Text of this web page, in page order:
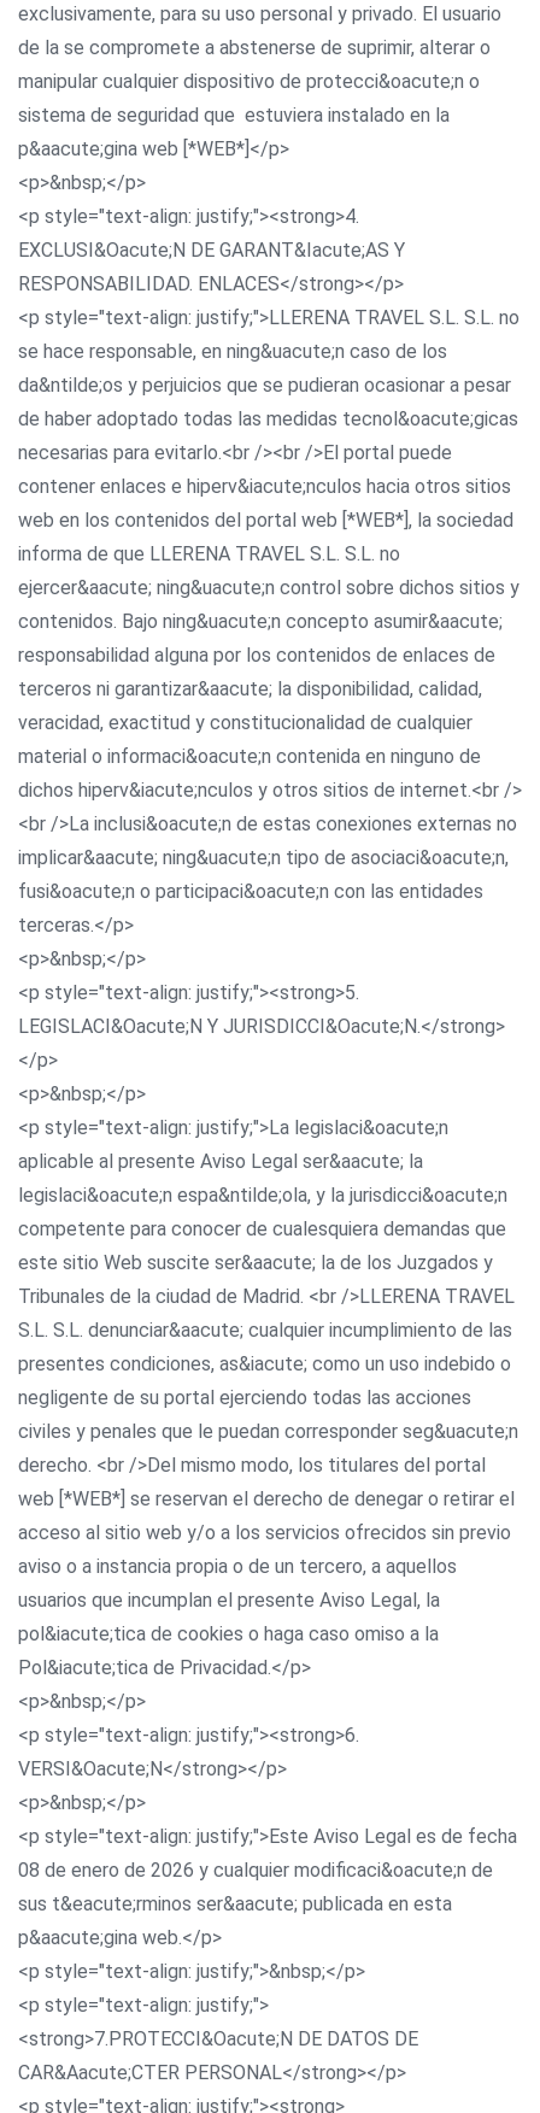
exclusivamente, para su uso personal y privado. El usuario
de la se compromete a abstenerse de suprimir, alterar o
manipular cualquier dispositivo de protecci&oacute;n o
sistema de seguridad que estuviera instalado en la
p&aacute;gina web [*WEB*]</p>
<p>&nbsp;</p>
<p style="text-align: justify;"><strong>4.
EXCLUSI&Oacute;N DE GARANT&Iacute;AS Y
RESPONSABILIDAD. ENLACES</strong></p>
<p style="text-align: justify;">LLERENA TRAVEL S.L. S.L. no
se hace responsable, en ning&uacute;n caso de los
da&ntilde;os y perjuicios que se pudieran ocasionar a pesar
de haber adoptado todas las medidas tecnol&oacute;gicas
necesarias para evitarlo.<br /><br />El portal puede
contener enlaces e hiperv&iacute;nculos hacia otros sitios
web en los contenidos del portal web [*WEB*], la sociedad
informa de que LLERENA TRAVEL S.L. S.L. no
ejercer&aacute; ning&uacute;n control sobre dichos sitios y
contenidos. Bajo ning&uacute;n concepto asumir&aacute;
responsabilidad alguna por los contenidos de enlaces de
terceros ni garantizar&aacute; la disponibilidad, calidad,
veracidad, exactitud y constitucionalidad de cualquier
material o informaci&oacute;n contenida en ninguno de
dichos hiperv&iacute;nculos y otros sitios de internet.<br />
<br />La inclusi&oacute;n de estas conexiones externas no
implicar&aacute; ning&uacute;n tipo de asociaci&oacute;n,
fusi&oacute;n o participaci&oacute;n con las entidades
terceras.</p>
<p>&nbsp;</p>
<p style="text-align: justify;"><strong>5.
LEGISLACI&Oacute;N Y JURISDICCI&Oacute;N.</strong>
</p>
<p>&nbsp;</p>
<p style="text-align: justify;">La legislaci&oacute;n
aplicable al presente Aviso Legal ser&aacute; la
legislaci&oacute;n espa&ntilde;ola, y la jurisdicci&oacute;n
competente para conocer de cualesquiera demandas que
este sitio Web suscite ser&aacute; la de los Juzgados y
Tribunales de la ciudad de Madrid. <br />LLERENA TRAVEL
S.L. S.L. denunciar&aacute; cualquier incumplimiento de las
presentes condiciones, as&iacute; como un uso indebido o
negligente de su portal ejerciendo todas las acciones
civiles y penales que le puedan corresponder seg&uacute;n
derecho. <br />Del mismo modo, los titulares del portal
web [*WEB*] se reservan el derecho de denegar o retirar el
acceso al sitio web y/o a los servicios ofrecidos sin previo
aviso o a instancia propia o de un tercero, a aquellos
usuarios que incumplan el presente Aviso Legal, la
pol&iacute;tica de cookies o haga caso omiso a la
Pol&iacute;tica de Privacidad.</p>
<p>&nbsp;</p>
<p style="text-align: justify;"><strong>6.
VERSI&Oacute;N</strong></p>
<p>&nbsp;</p>
<p style="text-align: justify;">Este Aviso Legal es de fecha
08 de enero de 2026 y cualquier modificaci&oacute;n de
sus t&eacute;rminos ser&aacute; publicada en esta
p&aacute;gina web.</p>
<p style="text-align: justify;">&nbsp;</p>
<p style="text-align: justify;">
<strong>7.PROTECCI&Oacute;N DE DATOS DE
CAR&Aacute;CTER PERSONAL</strong></p>
<p style="text-align: justify;"><strong>